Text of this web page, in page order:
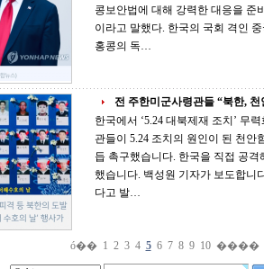
콩보안법에 대해 강력한 대응을 준
이라고 말했다. 한국의 국회 격인 중국의 전국인민대표대회(전인대)는 오는 28일
홍콩의 독…
전 주한미군사령관들 “북한, 천
한국에서 ‘5.24 대북제재 조치’ 무
관들이 5.24 조치의 원인이 된 천
듭 촉구했습니다. 한국을 직접 공
했습니다. 백성원 기자가 보도합니다. 한국 정부가 ‘5.24 조치’의 실효성이
다고 발…
ó�� 1 2 3 4 5 6 7 8 9 10 ����